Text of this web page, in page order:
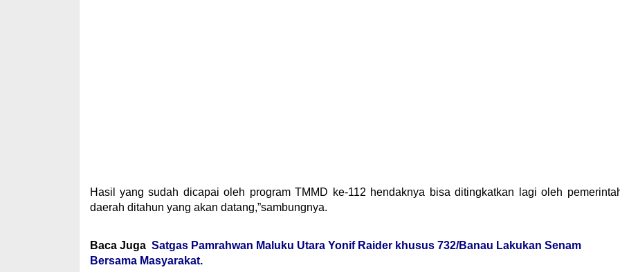
Hasil yang sudah dicapai oleh program TMMD ke-112 hendaknya bisa ditingkatkan lagi oleh
daerah ditahun yang akan datang,”sambungnya.
Baca Juga Satgas Pamrahwan Maluku Utara Yonif Raider khusus 732/Banau Lakukan Senam
Bersama Masyarakat.